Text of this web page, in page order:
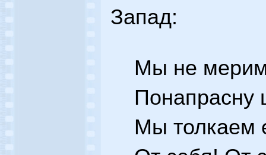
Запад:
Мы не
Понапрасну
Мы толкаем